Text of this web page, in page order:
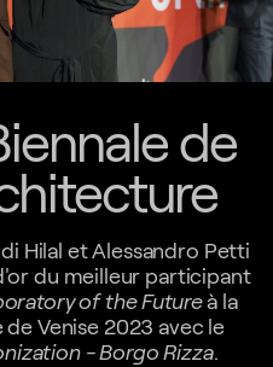
de
Hilal et Alessandro Petti
du meilleur participant
of the Futureà la
Venise 2023 avec le
- Borgo Rizza.